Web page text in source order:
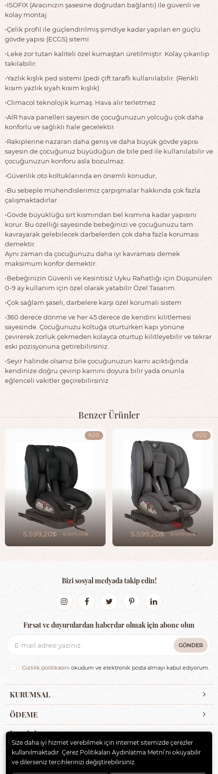
•ISOFIX (Aracınızın şasesine doğrudan bağlantı) ile güvenli ve
kolay montaj
•Çelik profil ile güçlendirilmiş şimdiye kadar yapılan en güçlü
gövde yapısı (ECGS) sitemi
•Leke zor tutan kaliteli özel kumaştan üretilmiştir. Kolay çıkarılıp
takılabilir.
•Yazlık kışlık ped sistemi (pedi çift taraflı kullanılabilir. (Renkli
kısım yazlık siyah kısım kışlık)
•Climacol teknolojik kumaş. Hava alır terletmez
•AİR hava panelleri sayesin de çocuğunuzun yolcuğu çok daha
konforlu ve sağlıklı hale gecelektir.
•Rakiplerine nazaran daha geniş ve daha büyük gövde yapısı
sayesin de çocuğunuz büyüdüğün de bile ped ile kullanılabilir ve
çocuğunuzun konforu asla bozulmaz.
•Güvenlik oto koltuklarında en önemli konudur,
•Bu sebeple mühendislerimiz çarpışmalar hakkında çok fazla
çalışmaktadırlar.
•Gövde büyüklüğü sırt kısmından bel kısmına kadar yapısını
korur. Bu özelliği sayesinde bebeğinizi ve çocuğunuzu tam
kavrayarak gelebilecek darbelerden çok daha fazla koruması
demektir.
Aynı zaman da çocuğunuzu daha iyi kavraması demek
maksimum konfor demektir.
•Bebeğinizin Güvenli ve Kesintisiz Uyku Rahatlığı için Düşünülen
0-9 ay kullanım için özel olarak yatabilir Özel Tasarım.
•Çok sağlam şaseli, darbelere karşı özel korumalı sistem
•360 derece dönme ve her 45 derece de kendini kilitlemesi
sayesinde. Çocuğunuzu koltuğa oturturken kapı yönüne
çevirerek zorluk çekmeden kolayca oturtup kilitleyebilir ve tekrar
eski pozisyonuna getirebilirsiniz.
•Seyir halinde olsanız bile çocuğunuzun karnı acıktığında
kendinize doğru çevirip karnını doyura bilir yada onunla
eğlenceli vakitler geçirebilirsiniz
Benzer Ürünler
7913
5.599,20 6.999,00
%20
7085
5.599,20 6.999,00
%20
KURUMSAL
ÖDEME
İLETİŞİM
Bizi sosyal medyada takip edin!
Fırsat ve duyurulardan haberdar olmak için abone olun
GÖNDER
Gizlilik politikasını okudum ve elektronik posta almayı kabul ediyorum.
© 2020ERBAYBEBE BİSİKLET VE ÇOCUK GEREÇLERİ
saklıdır.
Size daha iyi hizmet verebilmek için internet sitemizde çerezler
kullanılmaktadır. Çerez Politikaları Aydınlatma Metni’ni okuyabilir
ve dilerseniz tercihlerinizi değiştirebilirsiniz.